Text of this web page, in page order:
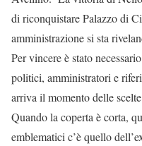
di riconquistare Palazzo di
amministrazione si sta
Per vincere è stato
politici, amministratori e
arriva il momento delle
Quando la coperta è corta,
emblematici c’è quello